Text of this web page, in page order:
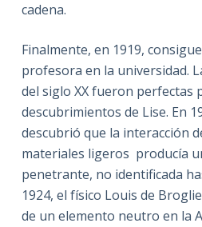
cadena.
Finalmente, en 1919,
profesora en la universidad.
del siglo XX fueron perfectas
descubrimientos de Lise. En
descubrió que la interacción
materiales ligeros producía
penetrante, no identificada
1924, el físico Louis de
de un elemento neutro en la